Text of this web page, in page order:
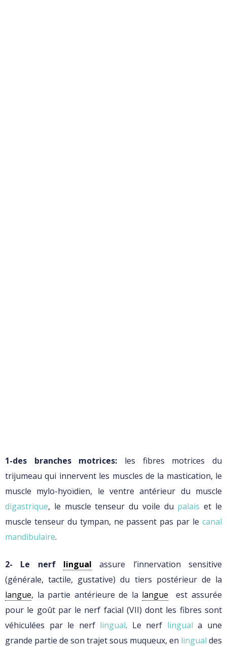
1-des branches motrices: les fibres motrices du
trijumeau qui innervent les muscles de la mastication, le
muscle mylo-hyoïdien, le ventre antérieur du muscle
digastrique, le muscle tenseur du voile du palais et le
muscle tenseur du tympan, ne passent pas par le canal
mandibulaire.
2- Le nerf lingual
assure l’innervation sensitive
(générale, tactile, gustative) du tiers postérieur de la
langue, la partie antérieure de la langue est assurée
pour le goût par le nerf facial (VII) dont les fibres sont
véhiculées par le nerf lingual. Le nerf lingual a une
grande partie de son trajet sous muqueux, en lingual des